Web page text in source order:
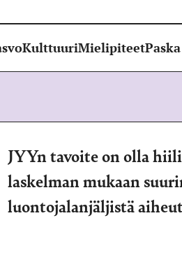
KulttuuriMielipiteet
JYYn tavoite on olla
laskelman mukaan
luontojalanjäljistä